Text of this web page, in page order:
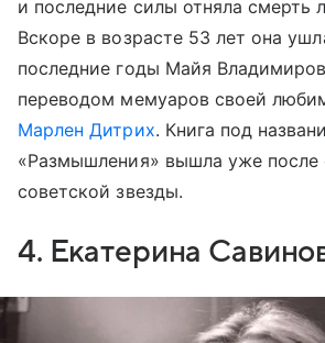
и последние силы отняла смерть
Вскоре в возрасте 53 лет она
последние годы Майя
переводом мемуаров своей
Марлен Дитрих. Книга под
«Размышления» вышла уже после
советской звезды.
4. Екатерина